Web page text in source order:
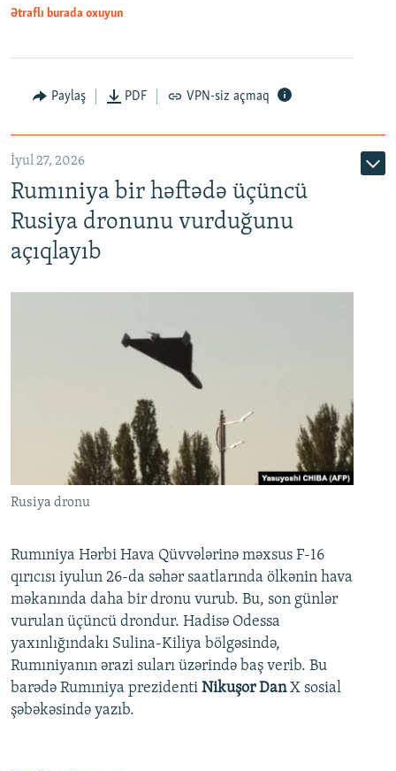
Ətraflı burada oxuyun
Paylaş PDF VPN-siz açmaq
İyul 27, 2026
Rumıniya bir həftədə üçüncü
Rusiya dronunu vurduğunu
açıqlayıb
Rusiya dronu
Rumıniya Hərbi Hava Qüvvələrinə məxsus F-16
qırıcısı iyulun 26-da səhər saatlarında ölkənin hava
məkanında daha bir dronu vurub. Bu, son günlər
vurulan üçüncü drondur. Hadisə Odessa
yaxınlığındakı Sulina-Kiliya bölgəsində,
Rumıniyanın ərazi suları üzərində baş verib. Bu
barədə Rumıniya prezidenti Nikuşor DanX sosial
şəbəkəsində yazıb.